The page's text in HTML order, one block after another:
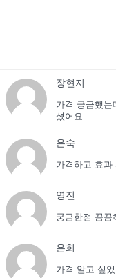
장현지
가격 궁금했는
셨어요.
은숙
가격하고 효과
영진
궁금한점 꼼꼼
은희
가격 알고 싶